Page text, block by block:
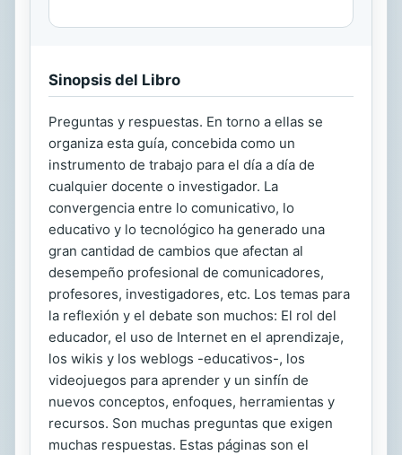
Sinopsis del Libro
Preguntas y respuestas. En torno a ellas se
organiza esta guía, concebida como un
instrumento de trabajo para el día a día de
cualquier docente o investigador. La
convergencia entre lo comunicativo, lo
educativo y lo tecnológico ha generado una
gran cantidad de cambios que afectan al
desempeño profesional de comunicadores,
profesores, investigadores, etc. Los temas para
la reflexión y el debate son muchos: El rol del
educador, el uso de Internet en el aprendizaje,
los wikis y los weblogs -educativos-, los
videojuegos para aprender y un sinfín de
nuevos conceptos, enfoques, herramientas y
recursos. Son muchas preguntas que exigen
muchas respuestas. Estas páginas son el